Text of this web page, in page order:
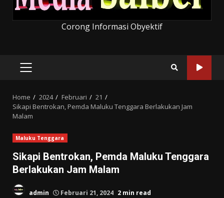
Corong Informasi Obyektif
PRIMARY
Home 2024 Februari
21
Sikapi Bentrokan, Pemda Maluku Tenggara Berlakukan Jam
Malam
Maluku Tenggara
Sikapi Bentrokan, Pemda Maluku Tenggara
Berlakukan Jam Malam
admin Februari 21, 2024 2 min read